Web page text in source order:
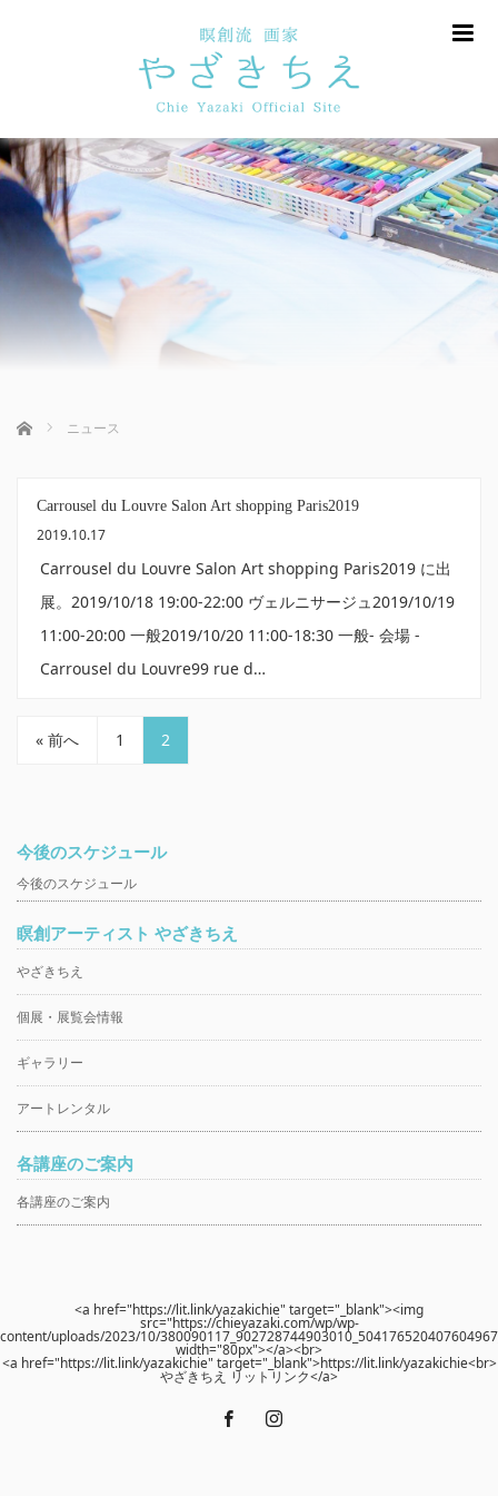
ホーム ニュース
Carrousel du Louvre Salon Art shopping Paris2019
2019.10.17
Carrousel du Louvre Salon Art shopping Paris2019 に出
展。2019/10/18 19:00-22:00 ヴェルニサージュ2019/10/19
11:00-20:00 一般2019/10/20 11:00-18:30 一般- 会場 -
Carrousel du Louvre99 rue d…
« 前へ 1 2
今後のスケジュール
今後のスケジュール
瞑創アーティスト やざきちえ
やざきちえ
個展・展覧会情報
ギャラリー
アートレンタル
各講座のご案内
各講座のご案内
<a href="https://lit.link/yazakichie" target="_blank"><img
src="https://chieyazaki.com/wp/wp-
content/uploads/2023/10/
width="80px"></a><br>
<a href="https://lit.link/yazakichie" target="_blank">https://lit.link/yazakichie<br>
やざきちえ リットリンク</a>
Facebook